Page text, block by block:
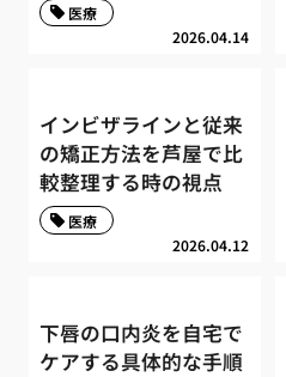
2026.04.14
医療
インビザラインと従来
の矯正方法を芦屋で比
較整理する時の視点
2026.04.12
医療
下唇の口内炎を自宅で
ケアする具体的な手順